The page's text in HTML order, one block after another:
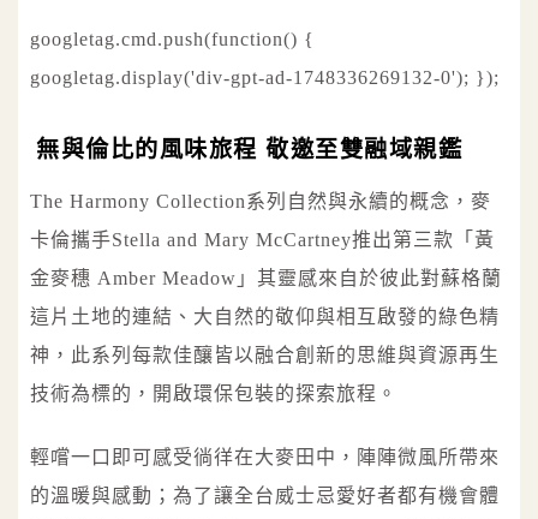
googletag.cmd.push(function() {
googletag.display('div-gpt-ad-1748336269132-0'); });
無與倫比的風味旅程 敬邀至雙融域親鑑
The Harmony Collection系列自然與永續的概念，麥
卡倫攜手Stella and Mary McCartney推出第三款「黃
金麥穗 Amber Meadow」其靈感來自於彼此對蘇格蘭
這片土地的連結、大自然的敬仰與相互啟發的綠色精
神，此系列每款佳釀皆以融合創新的思維與資源再生
技術為標的，開啟環保包裝的探索旅程。
輕嚐一口即可感受徜徉在大麥田中，陣陣微風所帶來
的溫暖與感動；為了讓全台威士忌愛好者都有機會體